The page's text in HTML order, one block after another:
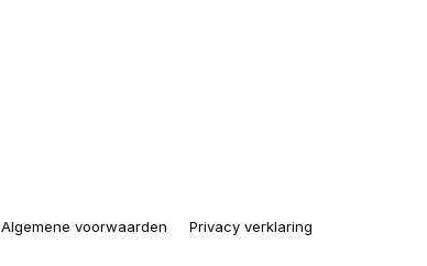
Algemene voorwaarden Privacy verklaring